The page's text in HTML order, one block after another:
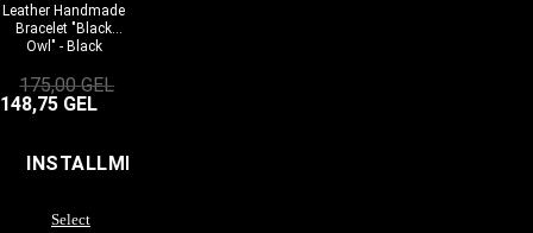
Leather Handmade
Bracelet "Black
Owl" - Black
175,00GEL
148,75 GEL
INSTALLMENTS
Select